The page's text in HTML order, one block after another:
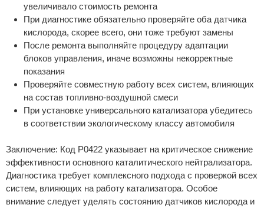
увеличивало стоимость ремонта
При диагностике обязательно проверяйте оба датчика
кислорода, скорее всего, они тоже требуют замены
После ремонта выполняйте процедуру адаптации
блоков управления, иначе возможны некорректные
показания
Проверяйте совместную работу всех систем, влияющих
на состав топливно-воздушной смеси
При установке универсального катализатора убедитесь
в соответствии экологическому классу автомобиля
Заключение: Код P0422 указывает на критическое снижение
эффективности основного каталитического нейтрализатора.
Диагностика требует комплексного подхода с проверкой всех
систем, влияющих на работу катализатора. Особое
внимание следует уделять состоянию датчиков кислорода и